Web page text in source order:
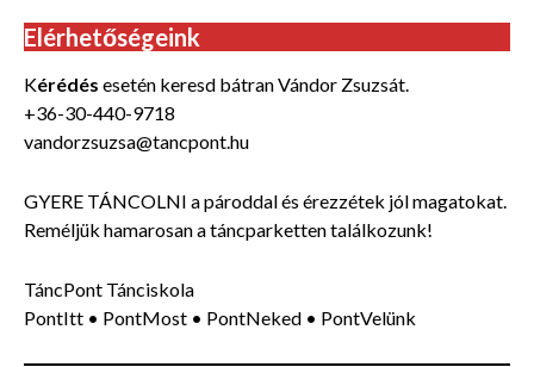
Elérhetőségeink
Kérédés esetén keresd bátran Vándor Zsuzsát.
+36-30-440-9718
vandorzsuzsa@tancpont.hu
GYERE TÁNCOLNI a pároddal és érezzétek jól magatokat.
Reméljük hamarosan a táncparketten találkozunk!
TáncPont Tánciskola
PontItt • PontMost • PontNeked • PontVelünk